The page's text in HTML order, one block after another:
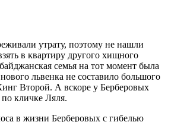
утрату, поэтому не нашли
в квартиру другого хищного
семья на тот момент была
львенка не составило большого
Второй. А вскоре у Берберовых
кличке Ляля.
в жизни Берберовых с гибелью